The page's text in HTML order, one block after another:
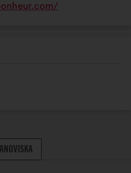
le jeu a sa place